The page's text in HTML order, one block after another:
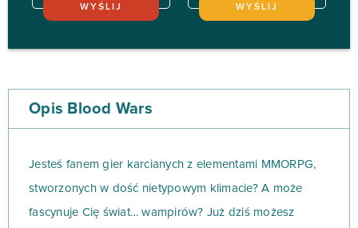
WYŚLIJ WYŚLIJ
Opis Blood Wars
Jesteś fanem gier karcianych z elementami MMORPG,
stworzonych w dość nietypowym klimacie? A może
fascynuje Cię świat… wampirów? Już dziś możesz